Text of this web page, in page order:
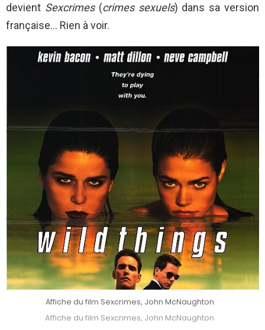
devient Sexcrimes(crimes sexuels) dans sa version
française… Rien à voir.
Affiche du film Sexcrimes, John McNaughton
Affiche du film Sexcrimes, John McNaughton